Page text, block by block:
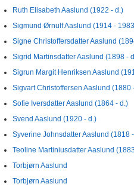
Ruth Elisabeth Aaslund (1922 - d.)
Sigmund Ørnulf Aaslund (1914 -
Signe Christoffersdatter Aaslund
Sigrid Martinsdatter Aaslund (1898 -
Sigrun Margit Henriksen Aaslund
Sigvart Christoffersen Aaslund (1880
Sofie Iversdatter Aaslund (1864 - d.)
Svend Aaslund (1920 - d.)
Syverine Johnsdatter Aaslund (1818
Teoline Martiniusdatter Aaslund
Torbjørn Aaslund
Torbjørn Aaslund